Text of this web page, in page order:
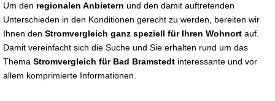
Um den regionalen Anbietern und den damit auftretenden
Unterschieden in den Konditionen gerecht zu werden, bereiten wir
Ihnen den Stromvergleich ganz speziell für Ihren Wohnort auf.
Damit vereinfacht sich die Suche und Sie erhalten rund um das
Thema Stromvergleich für Bad Bramstedt interessante und vor
allem komprimierte Informationen.